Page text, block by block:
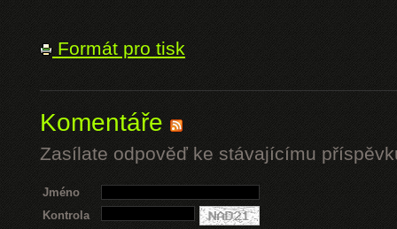
Formát pro tisk
Komentáře
Zasílate odpověď ke stávajícímu
Jméno
Kontrola